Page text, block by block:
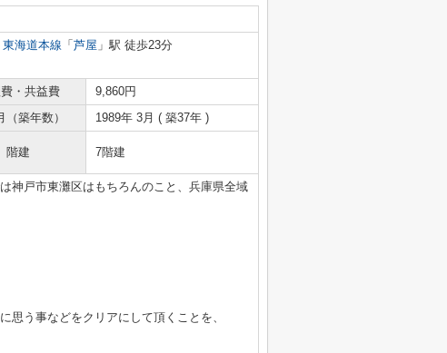
東海道本線 「 芦屋 」駅 徒歩23分
・共益費
9,860円
（築年数） 1989年 3月 ( 築37年 )
階建 7階建
神戸市東灘区はもちろんのこと、兵庫県全域
う事などをクリアにして頂くことを、